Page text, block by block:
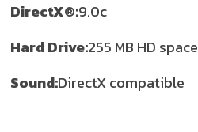
DirectX®:9.0c
Hard Drive:255 MB HD space
Sound:DirectX compatible